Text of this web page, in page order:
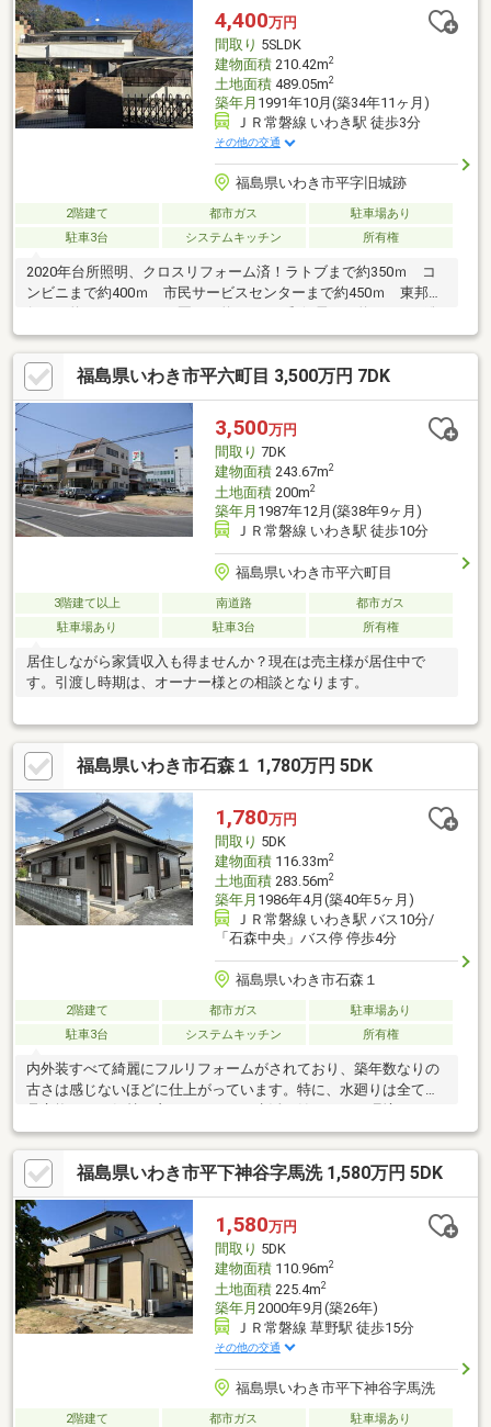
費 2000円／年※「既存住宅状況調査」実施済み(2026年7月）。
建物の傾きがあります。詳しくはお問い合わせ下さい。
4,400万円
間取り 5SLDK
建物面積210.42m2
土地面積489.05m2
築年月 1991年10月(築34年11ヶ月)
ＪＲ常磐線 いわき駅 徒歩3分
その他の交通
福島県いわき市平字旧城跡
2階建て 都市ガス
駐車場あり
駐車3台
システムキッチン 所有権
2020年台所照明、クロスリフォーム済！ラトブまで約350ｍ コ
ンビニまで約400ｍ 市民サービスセンターまで約450ｍ 東邦銀
合病院まで約1.0ｋｍ ダイユーエイトまで約1.2ｋｍ 小学校ま
で約750ｍ 中学校まで約900ｍ ※北東側一部土砂災害警戒区
域 ※埋蔵文化財包蔵地
福島県いわき市平六町目 3,500万円 7DK
3,500万円
間取り 7DK
建物面積243.67m2
土地面積200m2
築年月 1987年12月(築38年9ヶ月)
ＪＲ常磐線 いわき駅 徒歩10分
福島県いわき市平六町目
3階建て以上 南道路
都市ガス
駐車場あり
駐車3台 所有権
居住しながら家賃収入も得ませんか？現在は売主様が居住中で
す。引渡し時期は、オーナー様との相談となります。
福島県いわき市石森１ 1,780万円 5DK
1,780万円
間取り 5DK
建物面積116.33m2
土地面積283.56m2
築年月 1986年4月(築40年5ヶ月)
ＪＲ常磐線 いわき駅 バス10分/
「石森中央」バス停 停歩4分
福島県いわき市石森１
2階建て 都市ガス
駐車場あり
駐車3台
システムキッチン 所有権
内外装すべて綺麗にフルリフォームがされており、築年数なりの
古さは感じないほどに仕上がっています。特に、水廻りは全て新
福島県いわき市平下神谷字馬洗 1,580万円 5DK
1,580万円
間取り 5DK
建物面積110.96m2
土地面積225.4m2
築年月 2000年9月(築26年)
ＪＲ常磐線 草野駅 徒歩15分
その他の交通
福島県いわき市平下神谷字馬洗
2階建て 都市ガス
駐車場あり